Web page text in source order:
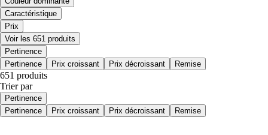
Caractéristique
Prix
Voir les 651 produits
Pertinence
Pertinence
Prix croissant Prix décroissant Remise
651 produits
Trier par
Pertinence
Pertinence
Prix croissant Prix décroissant Remise